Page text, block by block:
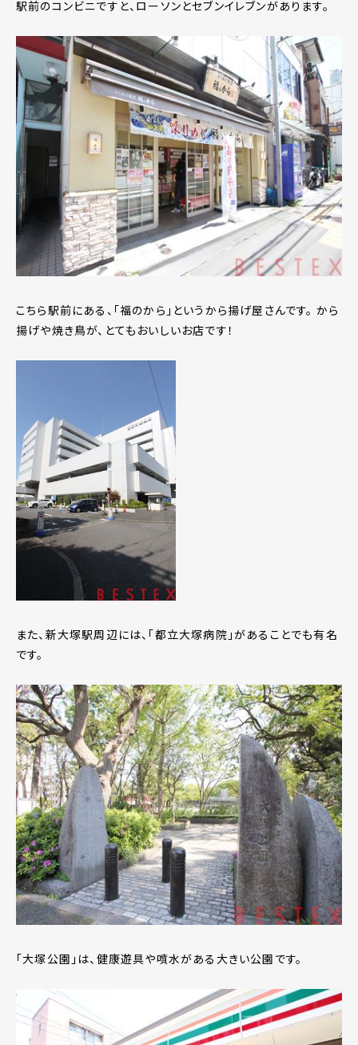
駅前のコンビニですと、ローソンとセブンイレブンがあります。
こちら駅前にある、「福のから」というから揚げ屋さんです。 から
揚げや焼き鳥が、とてもおいしいお店です！
また、新大塚駅周辺には、「都立大塚病院」があることでも有名
です。
「大塚公園」は、健康遊具や噴水がある大きい公園です。